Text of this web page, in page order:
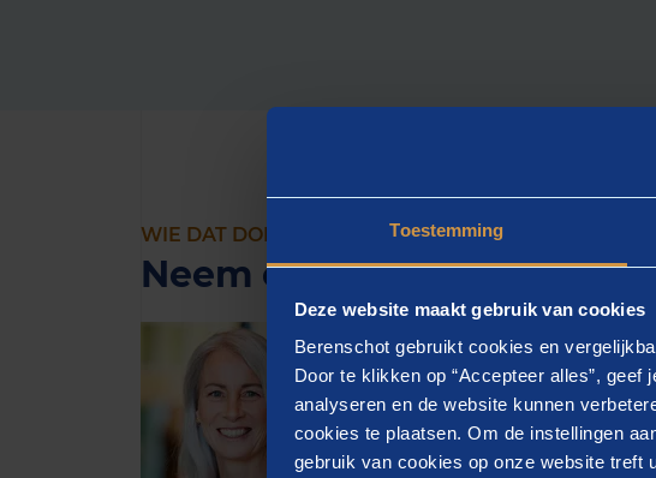
Toestemming
Deze website maakt gebruik van cookies
Berenschot gebruikt cookies en
Door te klikken op “Accepteer alles”,
analyseren en de website kunnen
cookies te plaatsen. Om de instellingen
gebruik van cookies op onze website treft
WIE DAT DOEN
Neem contact op met